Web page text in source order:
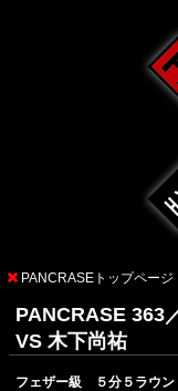
PANCRASEトップページ
PANCRASE 363
VS 木下尚祐
フェザー級 ５分５ラウン